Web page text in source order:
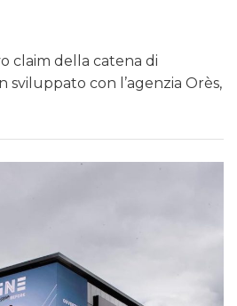
claim della catena di
con l’agenzia Orès,